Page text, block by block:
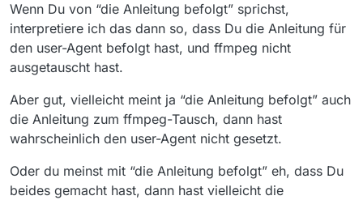
Wenn Du von “die Anleitung befolgt” sprichst,
interpretiere ich das dann so, dass Du die Anleitung für
den user-Agent befolgt hast, und ffmpeg nicht
ausgetauscht hast.
Aber gut, vielleicht meint ja “die Anleitung befolgt” auch
die Anleitung zum ffmpeg-Tausch, dann hast
wahrscheinlich den user-Agent nicht gesetzt.
Oder du meinst mit “die Anleitung befolgt” eh, dass Du
beides gemacht hast, dann hast vielleicht die